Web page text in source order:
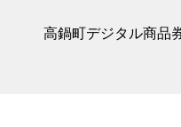
高鍋町デジタル商品